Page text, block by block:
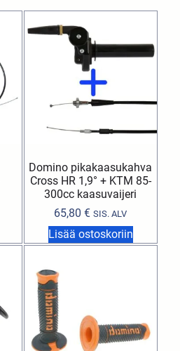
Domino pikakaasukahva
Cross HR 1,9° + KTM 85-
300cc kaasuvaijeri
65,80€ SIS. ALV
Lisää ostoskoriin